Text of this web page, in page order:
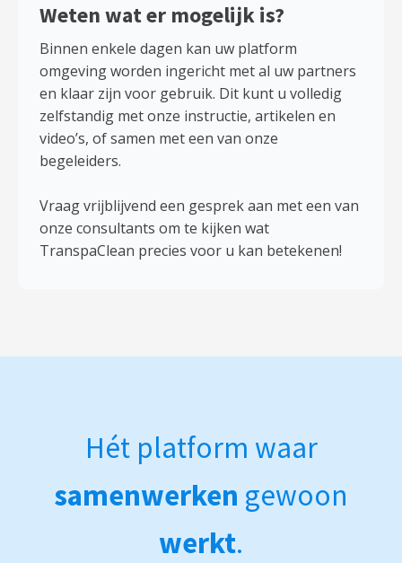
Weten wat er mogelijk is?
Binnen enkele dagen kan uw platform
omgeving worden ingericht met al uw partners
en klaar zijn voor gebruik. Dit kunt u volledig
zelfstandig met onze instructie, artikelen en
video’s, of samen met een van onze
begeleiders.
Vraag vrijblijvend een gesprek aan met een van
onze consultants om te kijken wat
TranspaClean precies voor u kan betekenen!
Hét platform waar
samenwerken gewoon
werkt.